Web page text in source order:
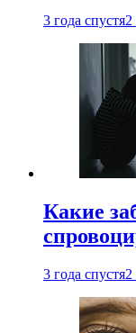
3 года спустя2
Какие
3 года спустя2